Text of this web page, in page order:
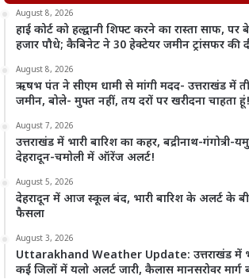
August 8, 2026
हाई कोर्ट को हल्द्वानी शिफ्ट करने का रास्ता साफ,
हजार पौधे; कैबिनेट ने 30 हेक्टेयर जमीन ट्रांसफर की
August 8, 2026
ऋषभ पंत ने सीएम धामी से मांगी मदद- उत्तराखंड में
जमीन, बोले- मुफ्त नहीं, तय दरों पर खरीदना चाहता हूं!
August 7, 2026
उत्तराखंड में भारी बारिश का कहर, बद्रीनाथ-गंगोत्री-
देहरादून-चमोली में ऑरेंज अलर्ट!
August 5, 2026
देहरादून में आज स्कूल बंद, भारी बारिश के अलर्ट के
फैसला
August 3, 2026
Uttarakhand Weather Update: उत्तराखंड में
कई जिलों में यलो अलर्ट जारी, कैलास मानसरोवर मार्ग